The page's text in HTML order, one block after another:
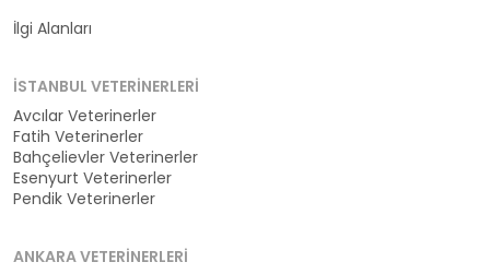
İlgi Alanları
İSTANBUL VETERINERLERI
Avcılar Veterinerler
Fatih Veterinerler
Bahçelievler Veterinerler
Esenyurt Veterinerler
Pendik Veterinerler
ANKARA VETERINERLERI